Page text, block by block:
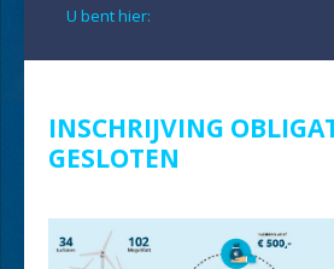
U bent hier:
INSCHRIJVING
GESLOTEN